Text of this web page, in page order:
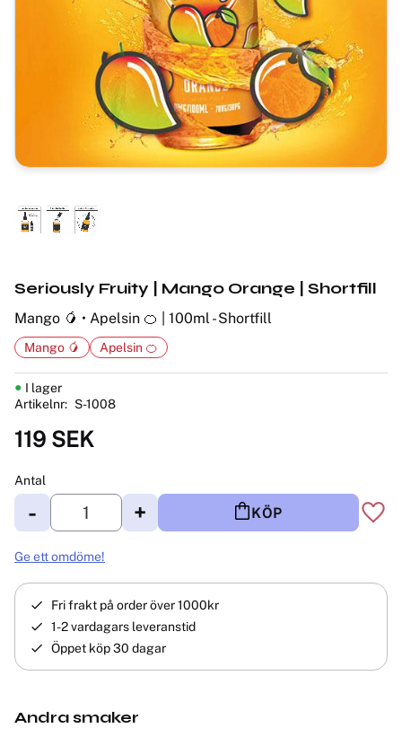
Seriously Fruity | Mango Orange | Shortfill
Mango 🥭 • Apelsin 🍊 | 100ml - Shortfill
119 SEK
Antal
+
- KÖP
I lager
Artikelnr
S-1008
Mango 🥭 Apelsin 🍊
Ge ett omdöme!
Fri frakt på order över 1000kr
1-2 vardagars leveranstid
Öppet köp 30 dagar
Andra smaker